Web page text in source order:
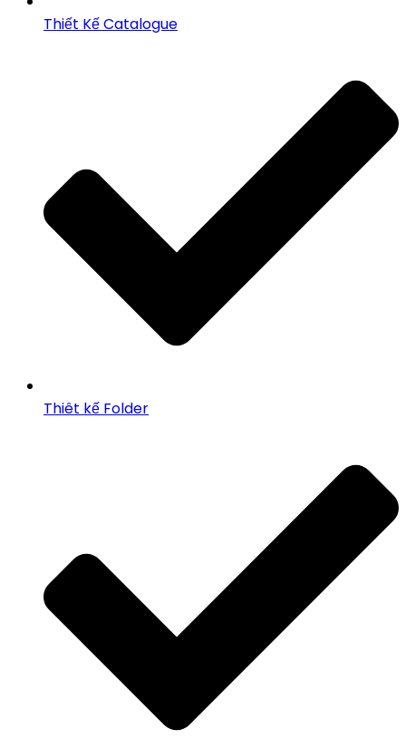
Thiết Kế Catalogue
Thiêt kế Folder